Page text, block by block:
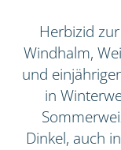
Herbizid
Windhalm,
und
in
Dinkel, auch